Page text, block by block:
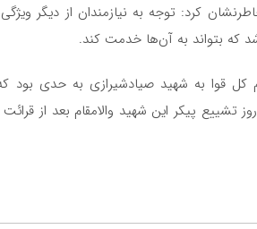
کرد: توجه به نیازمندان از دیگر
که بتواند به آن‌ها خدمت کند.
قوا به شهید صیادشیرازی به حدی بود
تشییع پیکر این شهید والامقام بعد از